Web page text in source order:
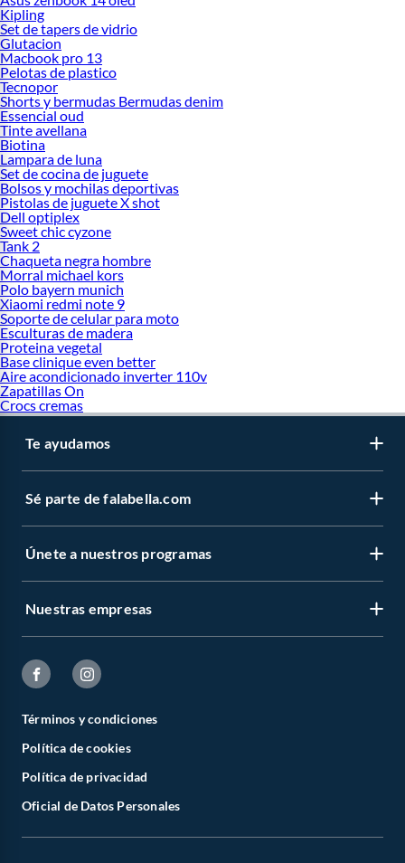
Kipling
Set de tapers de vidrio
Glutacion
Macbook pro 13
Pelotas de plastico
Tecnopor
Shorts y bermudas Bermudas denim
Essencial oud
Tinte avellana
Biotina
Lampara de luna
Set de cocina de juguete
Bolsos y mochilas deportivas
Pistolas de juguete X shot
Dell optiplex
Sweet chic cyzone
Tank 2
Chaqueta negra hombre
Morral michael kors
Polo bayern munich
Xiaomi redmi note 9
Soporte de celular para moto
Esculturas de madera
Proteina vegetal
Base clinique even better
Aire acondicionado inverter 110v
Zapatillas On
Crocs cremas
Te ayudamos
Sé parte de falabella.com
Únete a nuestros programas
Nuestras empresas
Términos y condiciones
Política de cookies
Política de privacidad
Oficial de Datos Personales